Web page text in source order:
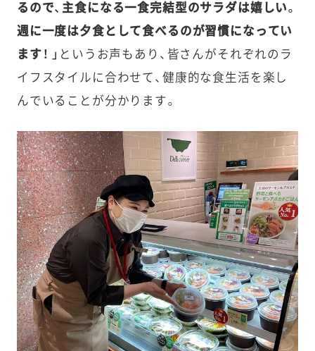
るので、主食になる一食完結型のサラダは嬉しい。
週に一度は夕食として食べるのが習慣になってい
ます！ 」 というお声もあり、皆さんがそれぞれのラ
イフスタイルに合わせて、健康的な食生活を楽し
んでいることが分かります。